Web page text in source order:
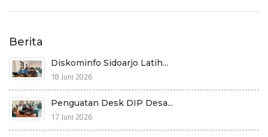
Berita
Diskominfo Sidoarjo Latih...
18 Juni 2026
Penguatan Desk DIP Desa...
17 Juni 2026